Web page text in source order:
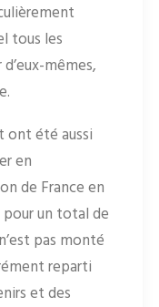
tous les
mêmes,
ont été aussi
en
de France en
un total de
pas monté
reparti
et des